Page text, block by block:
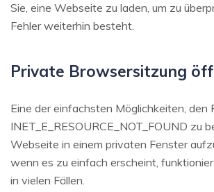
Sie, eine Webseite zu laden, um zu
Fehler weiterhin besteht.
Private Browsersitzung
Eine der einfachsten Möglichkeiten, den
INET_E_RESOURCE_NOT_FOUND zu
Webseite in einem privaten Fenster
wenn es zu einfach erscheint,
in vielen Fällen.